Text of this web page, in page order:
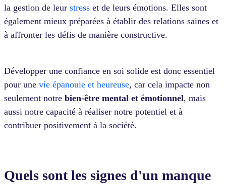
la gestion de leur stress et de leurs émotions. Elles sont
également mieux préparées à établir des relations saines et
à affronter les défis de manière constructive.
Développer une confiance en soi solide est donc essentiel
pour une vie épanouie et heureuse, car cela impacte non
seulement notre bien-être mental et émotionnel, mais
aussi notre capacité à réaliser notre potentiel et à
contribuer positivement à la société.
Quels sont les signes d'un manque